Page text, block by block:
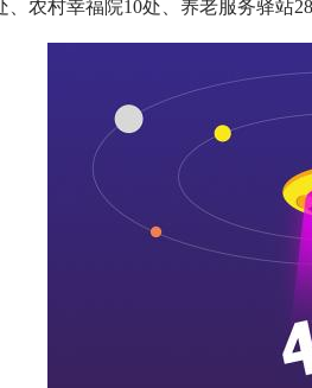
、农村幸福院10处、养老服务驿站